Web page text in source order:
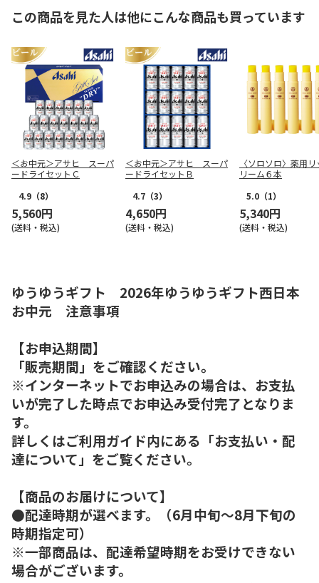
この商品を見た人は他にこんな商品も買っています
＜お中元＞アサヒ スーパ
ードライセットＣ
4.9 （8）
5,560円
(送料・税込)
＜お中元＞アサヒ スーパ
ードライセットＢ
4.7 （3）
4,650円
(送料・税込)
〈ソロソロ〉薬用
リーム６本
5.0 （1）
5,340円
(送料・税込)
ゆうゆうギフト 2026年ゆうゆうギフト西日本
お中元 注意事項
【お申込期間】
「販売期間」をご確認ください。
※インターネットでお申込みの場合は、お支払
いが完了した時点でお申込み受付完了となりま
す。
詳しくはご利用ガイド内にある「お支払い・配
達について」をご覧ください。
【商品のお届けについて】
●配達時期が選べます。（6月中旬～8月下旬の
時期指定可）
※一部商品は、配達希望時期をお受けできない
場合がございます。